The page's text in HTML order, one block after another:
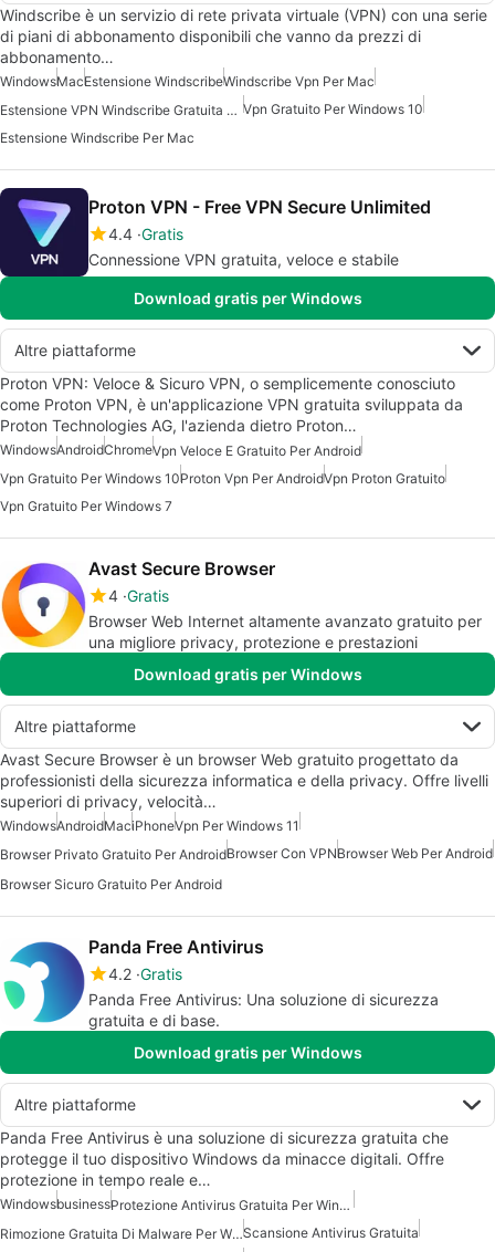
Windscribe è un servizio di rete privata virtuale (VPN) con una serie
di piani di abbonamento disponibili che vanno da prezzi di
abbonamento…
WindowsMacEstensione WindscribeWindscribe Vpn Per Mac
Estensione VPN Windscribe Gratuita Per Mac Vpn Gratuito Per Windows 10
Estensione Windscribe Per Mac
Proton VPN - Free VPN Secure Unlimited
4.4 Gratis
Connessione VPN gratuita, veloce e stabile
Download gratis per Windows
Altre piattaforme
Proton VPN: Veloce & Sicuro VPN, o semplicemente conosciuto
come Proton VPN, è un'applicazione VPN gratuita sviluppata da
Proton Technologies AG, l'azienda dietro Proton…
WindowsAndroidChromeVpn Veloce E Gratuito Per Android
Vpn Gratuito Per Windows 10Proton Vpn Per AndroidVpn Proton Gratuito
Vpn Gratuito Per Windows 7
Avast Secure Browser
4 Gratis
Browser Web Internet altamente avanzato gratuito per
una migliore privacy, protezione e prestazioni
Download gratis per Windows
Altre piattaforme
Avast Secure Browser è un browser Web gratuito progettato da
professionisti della sicurezza informatica e della privacy. Offre livelli
superiori di privacy, velocità…
WindowsAndroidMaciPhoneVpn Per Windows 11
Browser Privato Gratuito Per AndroidBrowser Con VPNBrowser Web Per Android
Browser Sicuro Gratuito Per Android
Panda Free Antivirus
4.2 Gratis
Panda Free Antivirus: Una soluzione di sicurezza
gratuita e di base.
Download gratis per Windows
Altre piattaforme
Panda Free Antivirus è una soluzione di sicurezza gratuita che
protegge il tuo dispositivo Windows da minacce digitali. Offre
protezione in tempo reale e…
Windowsbusiness
Protezione Antivirus Gratuita Per Windows
Rimozione Gratuita Di Malware Per WindowsScansione Antivirus Gratuita